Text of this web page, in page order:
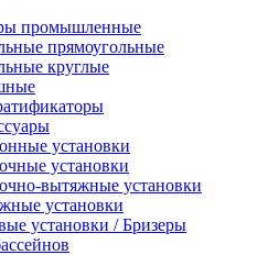
промышленные
прямоугольные
круглые
установки
установки
вытяжные установки
установки
установки / Бризеры